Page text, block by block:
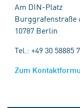
Am DIN-Platz
Burggrafenstraße
10787 Berlin
Tel.: +49 30 58885
Zum